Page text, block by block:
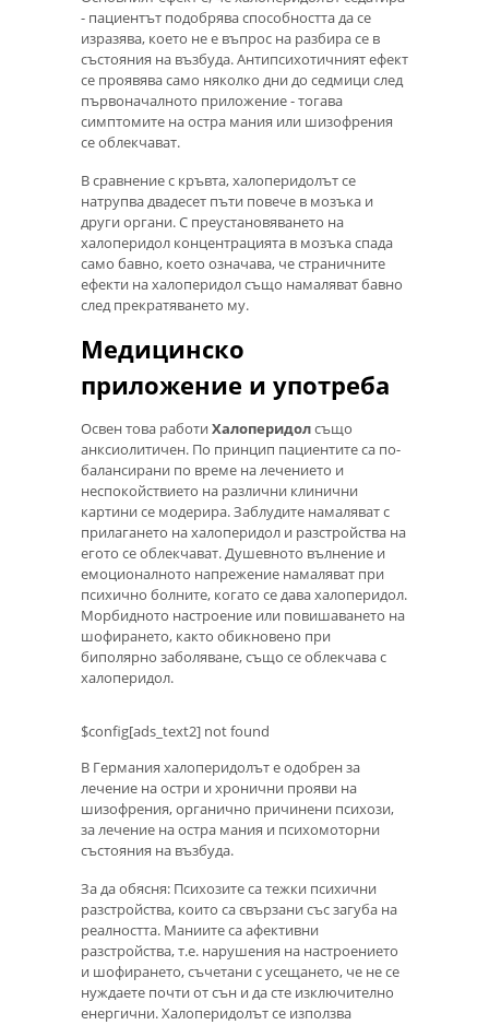
- пациентът подобрява способността да се
изразява, което не е въпрос на разбира се в
състояния на възбуда. Антипсихотичният ефект
се проявява само няколко дни до седмици след
първоначалното приложение - тогава
симптомите на остра мания или шизофрения
се облекчават.
В сравнение с кръвта, халоперидолът се
натрупва двадесет пъти повече в мозъка и
други органи. С преустановяването на
халоперидол концентрацията в мозъка спада
само бавно, което означава, че страничните
ефекти на халоперидол също намаляват бавно
след прекратяването му.
Медицинско
приложение и употреба
Освен това работи Халоперидолсъщо
анксиолитичен. По принцип пациентите са по-
балансирани по време на лечението и
неспокойствието на различни клинични
картини се модерира. Заблудите намаляват с
прилагането на халоперидол и разстройства на
егото се облекчават. Душевното вълнение и
емоционалното напрежение намаляват при
психично болните, когато се дава халоперидол.
Морбидното настроение или повишаването на
шофирането, както обикновено при
биполярно заболяване, също се облекчава с
халоперидол.
$config[ads_text2] not found
В Германия халоперидолът е одобрен за
лечение на остри и хронични прояви на
шизофрения, органично причинени психози,
за лечение на остра мания и психомоторни
състояния на възбуда.
За да обясня: Психозите са тежки психични
разстройства, които са свързани със загуба на
реалността. Маниите са афективни
разстройства, т.е. нарушения на настроението
и шофирането, съчетани с усещането, че не се
нуждаете почти от сън и да сте изключително
енергични. Халоперидолът се използва